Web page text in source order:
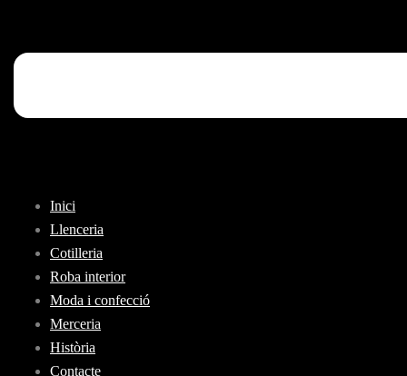
Inici
Llenceria
Cotilleria
Roba interior
Moda i confecció
Merceria
Història
Contacte